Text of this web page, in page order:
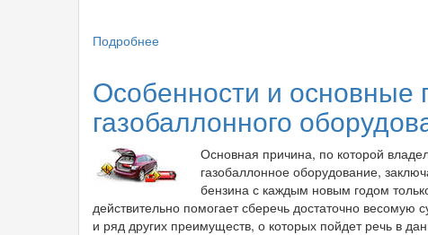
Подробнее
принцип
и
разновидности
Особенности и основные
газобаллонного
Основная причина, по которой
газобаллонное оборудование,
бензина с каждым новым годом
действительно помогает сберечь достаточно
и ряд других преимуществ, о которых пойдет речь в